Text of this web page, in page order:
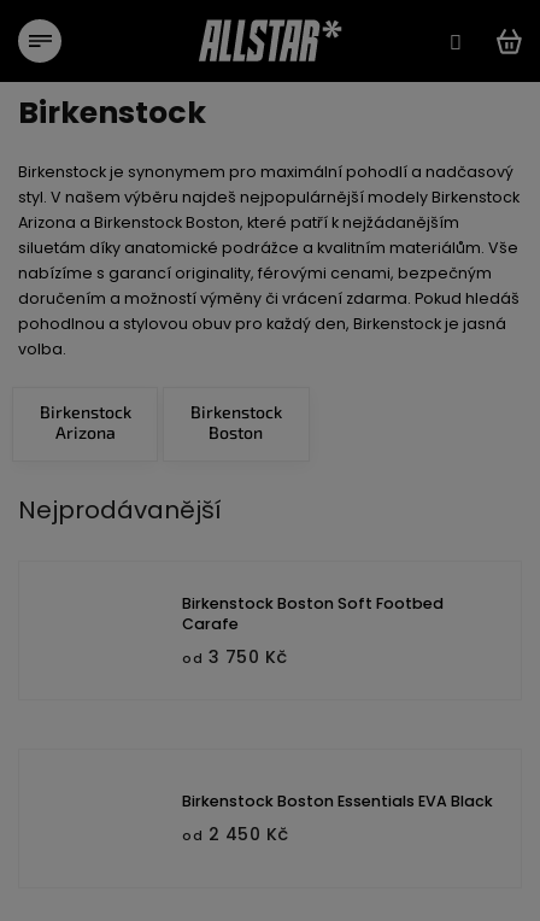
obsah
Birkenstock
Birkenstock je synonymem pro maximální pohodlí a nadčasový
styl. V našem výběru najdeš nejpopulárnější modely Birkenstock
Arizona a Birkenstock Boston, které patří k nejžádanějším
siluetám díky anatomické podrážce a kvalitním materiálům. Vše
nabízíme s garancí originality, férovými cenami, bezpečným
doručením a možnostívýměny či vrácení zdarma. Pokud hledáš
pohodlnou a stylovou obuv pro každý den, Birkenstock je jasná
volba.
Birkenstock
Arizona
Birkenstock
Boston
Nejprodávanější
Birkenstock Boston Soft Footbed
Carafe
od 3 750 Kč
Birkenstock Boston Essentials EVA Black
od 2 450 Kč